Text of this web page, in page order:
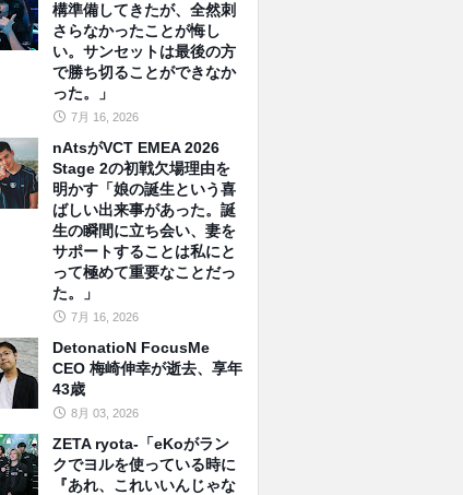
構準備してきたが、全然刺
さらなかったことが悔し
い。サンセットは最後の方
で勝ち切ることができなか
った。」
7月 16, 2026
nAtsがVCT EMEA 2026
Stage 2の初戦欠場理由を
明かす「娘の誕生という喜
ばしい出来事があった。誕
生の瞬間に立ち会い、妻を
サポートすることは私にと
って極めて重要なことだっ
た。」
7月 16, 2026
DetonatioN FocusMe
CEO 梅崎伸幸が逝去、享年
43歳
8月 03, 2026
ZETA ryota-「eKoがラン
クでヨルを使っている時に
『あれ、これいいんじゃな